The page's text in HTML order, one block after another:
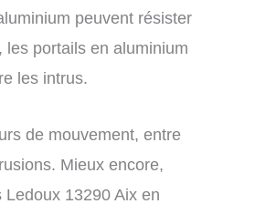
peuvent résister
les portails en aluminium
les intrus.
de mouvement, entre
Mieux encore,
13290 Aix en